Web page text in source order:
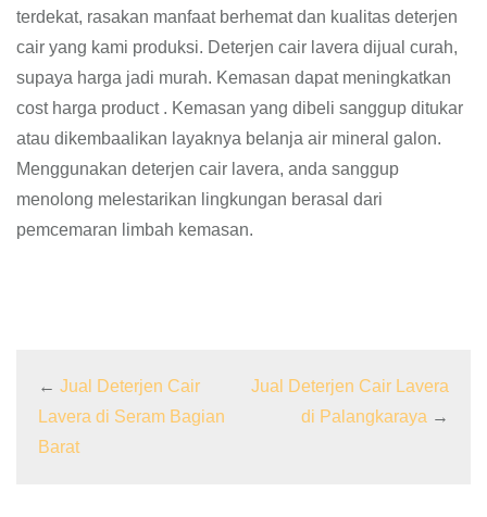
terdekat, rasakan manfaat berhemat dan kualitas deterjen
cair yang kami produksi. Deterjen cair lavera dijual curah,
supaya harga jadi murah. Kemasan dapat meningkatkan
cost harga product . Kemasan yang dibeli sanggup ditukar
atau dikembaalikan layaknya belanja air mineral galon.
Menggunakan deterjen cair lavera, anda sanggup
menolong melestarikan lingkungan berasal dari
pemcemaran limbah kemasan.
← Jual Deterjen Cair
Lavera di Seram Bagian
Barat
Jual Deterjen Cair Lavera
di Palangkaraya →